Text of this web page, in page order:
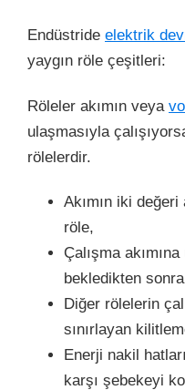
Endüstride elektrik
yaygın röle çeşitleri:
Röleler akımın veya
ulaşmasıyla
rölelerdir.
Akımın iki
röle,
Çalışma
bekledikten
Diğer rölelerin
sınırlayan
Enerji nakil
karşı şebekeyi